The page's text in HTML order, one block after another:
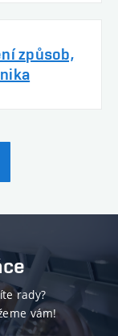
způsob,
rady?
vám!